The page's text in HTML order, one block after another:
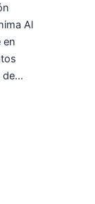
Al
en
de…